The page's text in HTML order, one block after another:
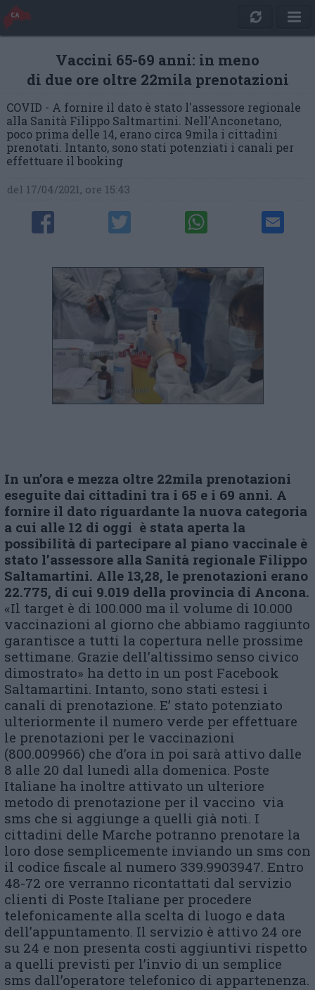
Vaccini 65-69 anni: in meno
di due ore oltre 22mila prenotazioni
COVID - A fornire il dato è stato l'assessore regionale
alla Sanità Filippo Saltmartini. Nell'Anconetano,
poco prima delle 14, erano circa 9mila i cittadini
prenotati. Intanto, sono stati potenziati i canali per
effettuare il booking
del 17/04/2021, ore 15:43
In un’ora e mezza oltre 22mila prenotazioni
eseguite dai cittadini tra i 65 e i 69 anni. A
fornire il dato riguardante la nuova categoria
a cui alle 12 di oggi è stata aperta la
possibilità di partecipare al piano vaccinale è
stato l’assessore alla Sanità regionale Filippo
Saltamartini. Alle 13,28, le prenotazioni erano
22.775, di cui 9.019 della provincia di Ancona.
«Il target è di 100.000 ma il volume di 10.000
vaccinazioni al giorno che abbiamo raggiunto
garantisce a tutti la copertura nelle prossime
settimane. Grazie dell’altissimo senso civico
dimostrato» ha detto in un post Facebook
Saltamartini. Intanto, sono stati estesi i
canali di prenotazione. E’ stato potenziato
ulteriormente il numero verde per effettuare
le prenotazioni per le vaccinazioni
(800.009966) che d’ora in poi sarà attivo dalle
8 alle 20 dal lunedì alla domenica. Poste
Italiane ha inoltre attivato un ulteriore
metodo di prenotazione per il vaccino via
sms che si aggiunge a quelli già noti. I
cittadini delle Marche potranno prenotare la
loro dose semplicemente inviando un sms con
il codice fiscale al numero 339.9903947. Entro
48-72 ore verranno ricontattati dal servizio
clienti di Poste Italiane per procedere
telefonicamente alla scelta di luogo e data
dell’appuntamento. Il servizio è attivo 24 ore
su 24 e non presenta costi aggiuntivi rispetto
a quelli previsti per l’invio di un semplice
sms dall’operatore telefonico di appartenenza.